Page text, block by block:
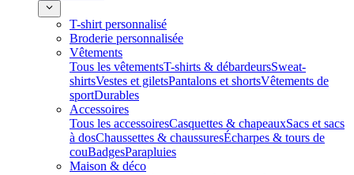
T-shirt personnalisé
Broderie personnalisée
Vêtements
Tous les vêtementsT-shirts & débardeursSweat-
shirtsVestes et giletsPantalons et shortsVêtements de
sportDurables
Accessoires
Tous les accessoiresCasquettes & chapeauxSacs et sacs
à dosChaussettes & chaussuresÉcharpes & tours de
couBadgesParapluies
Maison & déco